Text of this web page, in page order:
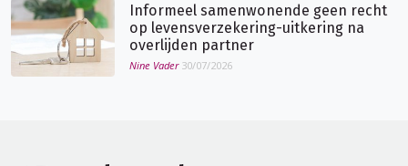
Informeel samenwonende geen recht
op levensverzekering-uitkering na
overlijden partner
Nine Vader 30/07/2026